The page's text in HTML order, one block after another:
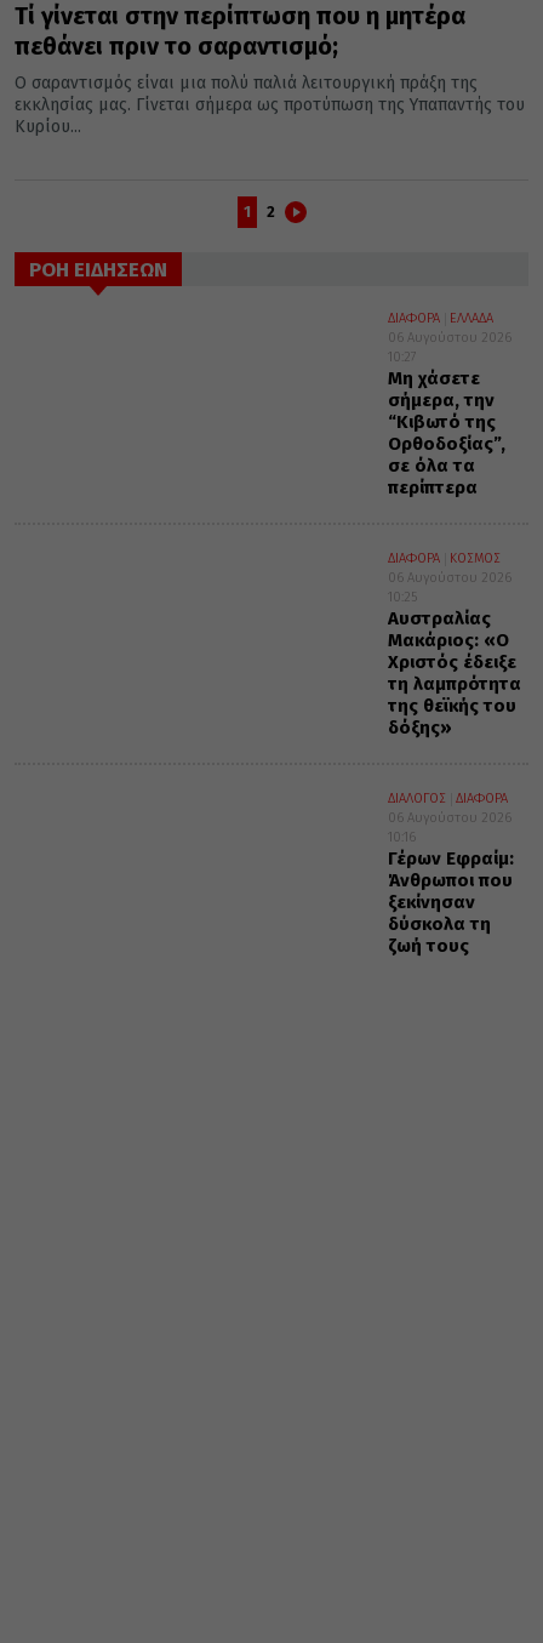
Τί γίνεται στην περίπτωση που η μητέρα
πεθάνει πριν το σαραντισμό;
Ο σαραντισμός είναι μια πολύ παλιά λειτουργική πράξη της
εκκλησίας μας. Γίνεται σήμερα ως προτύπωση της Υπαπαντής του
Κυρίου...
1 2
ΡΟΗ ΕΙΔΗΣΕΩΝ
ΔΙΑΦΟΡΑ
ΕΛΛΑΔΑ
06 Αυγούστου 2026
10:27
Μη χάσετε
σήμερα, την
“Κιβωτό της
Ορθοδοξίας”,
σε όλα τα
περίπτερα
ΔΙΑΦΟΡΑ
ΚΟΣΜΟΣ
06 Αυγούστου 2026
10:25
Αυστραλίας
Μακάριος: «Ο
Χριστός έδειξε
τη λαμπρότητα
της θεϊκής του
δόξης»
ΔΙΑΛΟΓΟΣ
ΔΙΑΦΟΡΑ
06 Αυγούστου 2026
10:16
Γέρων Εφραίμ:
Άνθρωποι που
ξεκίνησαν
δύσκολα τη
ζωή τους